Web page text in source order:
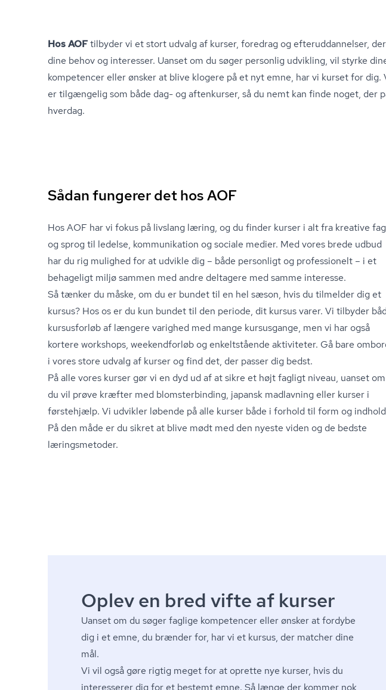
Hos AOFtilbyder vi et stort udvalg af kurser, foredrag og ef­ter­ud­dan­nel­ser,
dine behov og interesser. Uanset om du søger personlig udvikling, vil styrke
kompetencer eller ønsker at blive klogere på et nyt emne, har vi kurset for dig.
er tilgængelig som både dag- og aftenkurser, så du nemt kan finde noget, der
hverdag.
Sådan fungerer det hos AOF
Hos AOF har vi fokus på livslang læring, og du finder kurser i alt fra kreative fag
og sprog til ledelse, kommunikation og sociale medier. Med vores brede udbud
har du rig mulighed for at udvikle dig – både personligt og professionelt – i et
behageligt miljø sammen med andre deltagere med samme interesse.
Så tænker du måske, om du er bundet til en hel sæson, hvis du tilmelder dig et
kursus? Hos os er du kun bundet til den periode, dit kursus varer. Vi tilbyder
kursusforløb af længere varighed med mange kursusgange, men vi har også
kortere workshops, weekendforløb og enkeltstående aktiviteter. Gå bare
i vores store udvalg af kurser og find det, der passer dig bedst.
På alle vores kurser gør vi en dyd ud af at sikre et højt fagligt niveau, uanset om
du vil prøve kræfter med blom­ster­bin­ding, japansk madlavning eller kurser i
førstehjælp. Vi udvikler løbende på alle kurser både i forhold til form og
På den måde er du sikret at blive mødt med den nyeste viden og de bedste
læringsmetoder.
Oplev en bred vifte af kurser
Uanset om du søger faglige kompetencer eller ønsker at fordybe
dig i et emne, du brænder for, har vi et kursus, der matcher dine
mål.
Vi vil også gøre rigtig meget for at oprette nye kurser, hvis du
interesserer dig for et bestemt emne. Så længe der kommer nok